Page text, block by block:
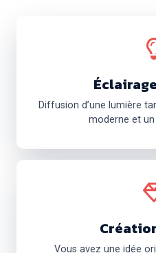
Diffusion d’une lumière
moderne et
Vous avez une idée